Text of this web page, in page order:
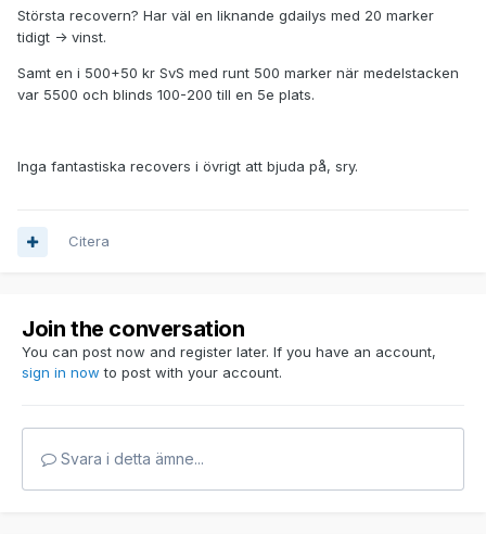
Största recovern? Har väl en liknande gdailys med 20 marker
tidigt -> vinst.
Samt en i 500+50 kr SvS med runt 500 marker när medelstacken
var 5500 och blinds 100-200 till en 5e plats.
Inga fantastiska recovers i övrigt att bjuda på, sry.
Citera
Join the conversation
You can post now and register later. If you have an account,
sign in now to post with your account.
Svara i detta ämne...